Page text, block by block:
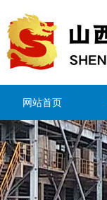
网站首页